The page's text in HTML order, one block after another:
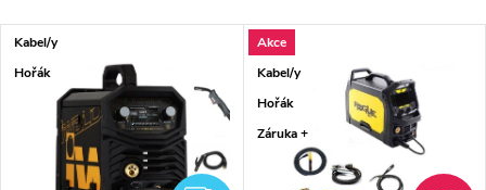
Nejdražší
Nejprodávanější
Abecedně
Výpis produktů
Kabel/y
Hořák
Akce
Kabel/y
Hořák
Záruka +